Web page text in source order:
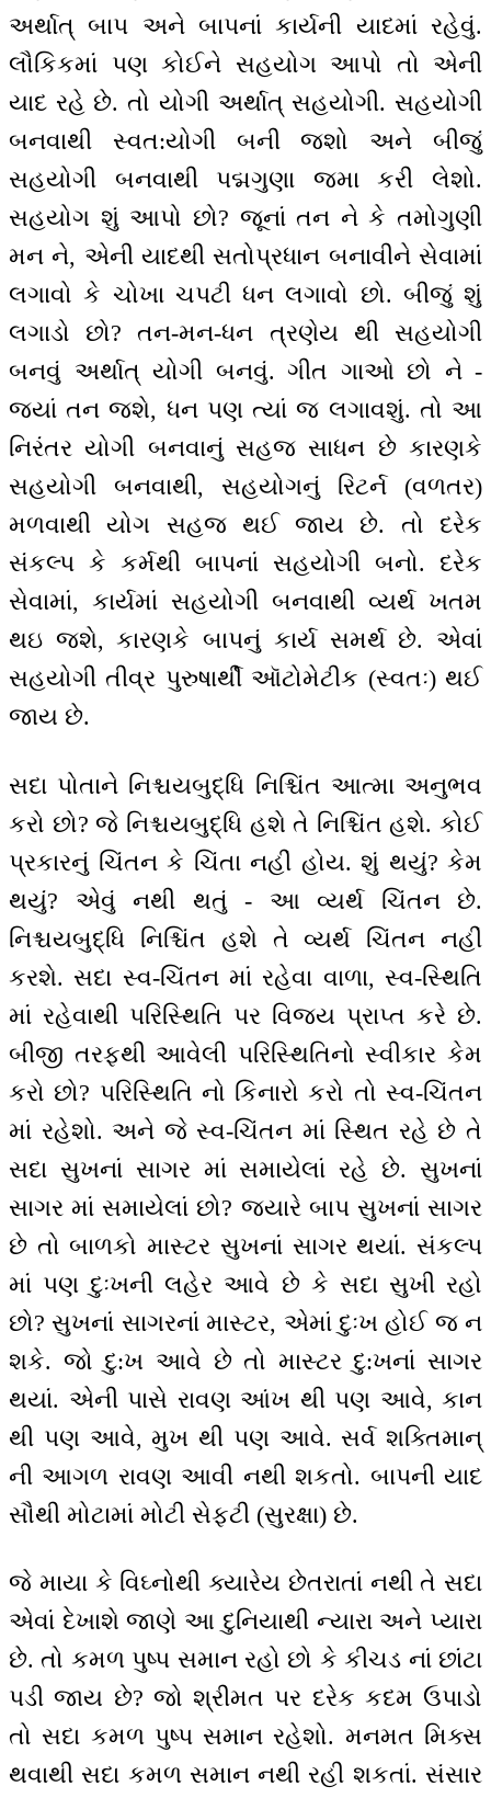
અર્થાત્ બાપ અને બાપનાં કાર્યની યાદમાં રહેવું.
લૌકિકમાં પણ કોઈને સહયોગ આપો તો એની
યાદ રહે છે. તો યોગી અર્થાત્ સહયોગી. સહયોગી
બનવાથી સ્વત:યોગી બની જશો અને બીજું
સહયોગી બનવાથી પદ્મગુણા જમા કરી લેશો.
સહયોગ શું આપો છો? જૂનાં તન ને કે તમોગુણી
મન ને, એની યાદથી સતોપ્રધાન બનાવીને સેવામાં
લગાવો કે ચોખા ચપટી ધન લગાવો છો. બીજું શું
લગાડો છો? તન-મન-ધન ત્રણેય થી સહયોગી
બનવું અર્થાત્ યોગી બનવું. ગીત ગાઓ છો ને -
જ્યાં તન જશે, ધન પણ ત્યાં જ લગાવશું. તો આ
નિરંતર યોગી બનવાનું સહજ સાધન છે કારણકે
સહયોગી બનવાથી, સહયોગનું રિટર્ન (વળતર)
મળવાથી યોગ સહજ થઈ જાય છે. તો દરેક
સંકલ્પ કે કર્મથી બાપનાં સહયોગી બનો. દરેક
સેવામાં, કાર્યમાં સહયોગી બનવાથી વ્યર્થ ખતમ
થઇ જશે, કારણકે બાપનું કાર્ય સમર્થ છે. એવાં
સહયોગી તીવ્ર પુરુષાર્થી ઑટોમેટીક (સ્વતઃ) થઈ
જાય છે.
સદા પોતાને નિશ્ચયબુદ્ધિ નિશ્ચિંત આત્મા અનુભવ
કરો છો? જે નિશ્ચયબુદ્ધિ હશે તે નિશ્ચિંત હશે. કોઈ
પ્રકારનું ચિંતન કે ચિંતા નહીં હોય. શું થયું? કેમ
થયું? એવું નથી થતું - આ વ્યર્થ ચિંતન છે.
નિશ્ચયબુદ્ધિ નિશ્ચિંત હશે તે વ્યર્થ ચિંતન નહીં
કરશે. સદા સ્વ-ચિંતન માં રહેવા વાળા, સ્વ-સ્થિતિ
માં રહેવાથી પરિસ્થિતિ પર વિજય પ્રાપ્ત કરે છે.
બીજી તરફથી આવેલી પરિસ્થિતિનો સ્વીકાર કેમ
કરો છો? પરિસ્થિતિ નો કિનારો કરો તો સ્વ-ચિંતન
માં રહેશો. અને જે સ્વ-ચિંતન માં સ્થિત રહે છે તે
સદા સુખનાં સાગર માં સમાયેલાં રહે છે. સુખનાં
સાગર માં સમાયેલાં છો? જ્યારે બાપ સુખનાં સાગર
છે તો બાળકો માસ્ટર સુખનાં સાગર થયાં. સંકલ્પ
માં પણ દુઃખની લહેર આવે છે કે સદા સુખી રહો
છો? સુખનાં સાગરનાં માસ્ટર, એમાં દુઃખ હોઈ જ ન
શકે. જો દુ:ખ આવે છે તો માસ્ટર દુ:ખનાં સાગર
થયાં. એની પાસે રાવણ આંખ થી પણ આવે, કાન
થી પણ આવે, મુખ થી પણ આવે. સર્વ શક્તિમાન્
ની આગળ રાવણ આવી નથી શકતો. બાપની યાદ
સૌથી મોટામાં મોટી સેફ્ટી (સુરક્ષા) છે.
જે માયા કે વિઘ્નોથી ક્યારેય છેતરાતાં નથી તે સદા
એવાં દેખાશે જાણે આ દુનિયાથી ન્યારા અને પ્યારા
છે. તો કમળ પુષ્પ સમાન રહો છો કે કીચડ નાં છાંટા
પડી જાય છે? જો શ્રીમત પર દરેક કદમ ઉપાડો
તો સદા કમળ પુષ્પ સમાન રહેશો. મનમત મિક્સ
થવાથી સદા કમળ સમાન નથી રહી શકતાં. સંસાર